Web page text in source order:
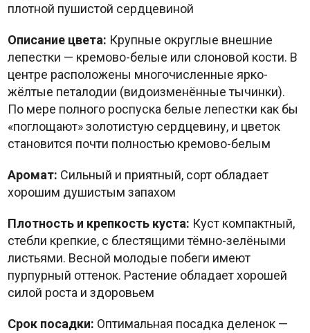
плотной пушистой сердцевиной
Описание цвета: Крупные округлые внешние
лепестки — кремово-белые или слоновой кости. В
центре расположены многочисленные ярко-
жёлтые петалодии (видоизменённые тычинки).
По мере полного роспуска белые лепестки как бы
«поглощают» золотистую сердцевину, и цветок
становится почти полностью кремово-белым
Аромат: Сильный и приятный, сорт обладает
хорошим душистым запахом
Плотность и крепкость куста: Куст компактный,
стебли крепкие, с блестящими тёмно-зелёными
листьями. Весной молодые побеги имеют
пурпурный оттенок. Растение обладает хорошей
силой роста и здоровьем
Срок посадки: Оптимальная посадка деленок —